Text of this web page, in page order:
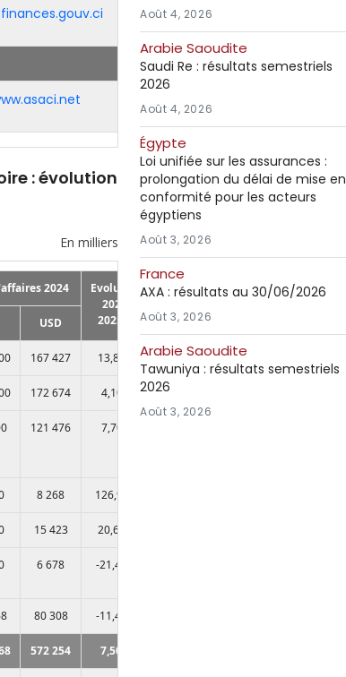
: évolution
En milliers
2024
Evolution
2024-
2025
Parts
USD
167 427 13,80% 17,40%
172 674 4,10% 16,40%
121 476 7,70%
8 268 126,90%
15 423 20,60%
6 678 -21,40%
80 308 -11,40%
572 254 7,50%
Août 4, 2026
Arabie Saoudite
Saudi Re : résultats semestriels
2026
Août 4, 2026
Égypte
Loi unifiée sur les assurances :
prolongation du délai de mise en
conformité pour les acteurs
égyptiens
Août 3, 2026
France
AXA : résultats au 30/06/2026
Août 3, 2026
Arabie Saoudite
Tawuniya : résultats semestriels
2026
Août 3, 2026